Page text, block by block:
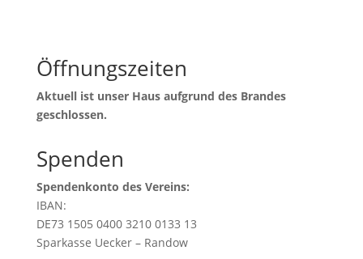
Öffnungszeiten
Aktuell ist unser Haus aufgrund des Brandes
geschlossen.
Spenden
Spendenkonto des Vereins:
IBAN:
DE73 1505 0400 3210 0133 13
Sparkasse Uecker – Randow